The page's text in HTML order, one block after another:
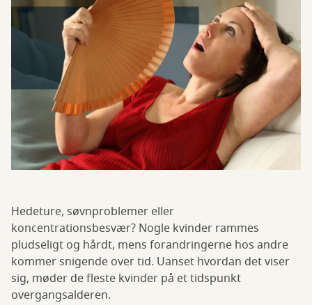
Hedeture, søvnproblemer eller
koncentrationsbesvær? Nogle kvinder rammes
pludseligt og hårdt, mens forandringerne hos andre
kommer snigende over tid. Uanset hvordan det viser
sig, møder de fleste kvinder på et tidspunkt
overgangsalderen.